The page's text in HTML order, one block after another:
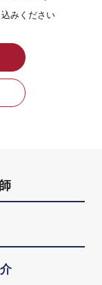
みください